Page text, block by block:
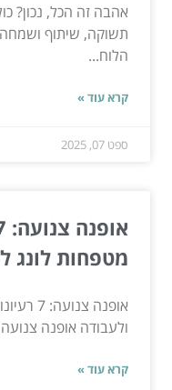
אהבה זה הכל, נכון?
תשוקה, שיתוף
הלוח...
קרא עוד »
ספט 07, 2025
מטפחות לונג
אופנה
ולעבודה אופנה
קרא עוד »